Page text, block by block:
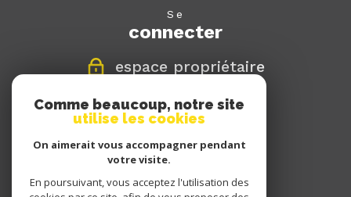
se
connecter
espace propriétaire
nous
suivre
nous
Comme beaucoup, notre site
utilise les cookies
On aimerait vous accompagner pendant
votre visite.
En poursuivant, vous acceptez l'utilisation des